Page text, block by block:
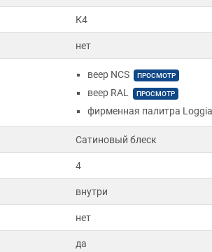
К4
нет
веер NCS ПРОСМОТР
веер RAL ПРОСМОТР
фирменная палитра Loggia
Сатиновый блеск
4
внутри
нет
да